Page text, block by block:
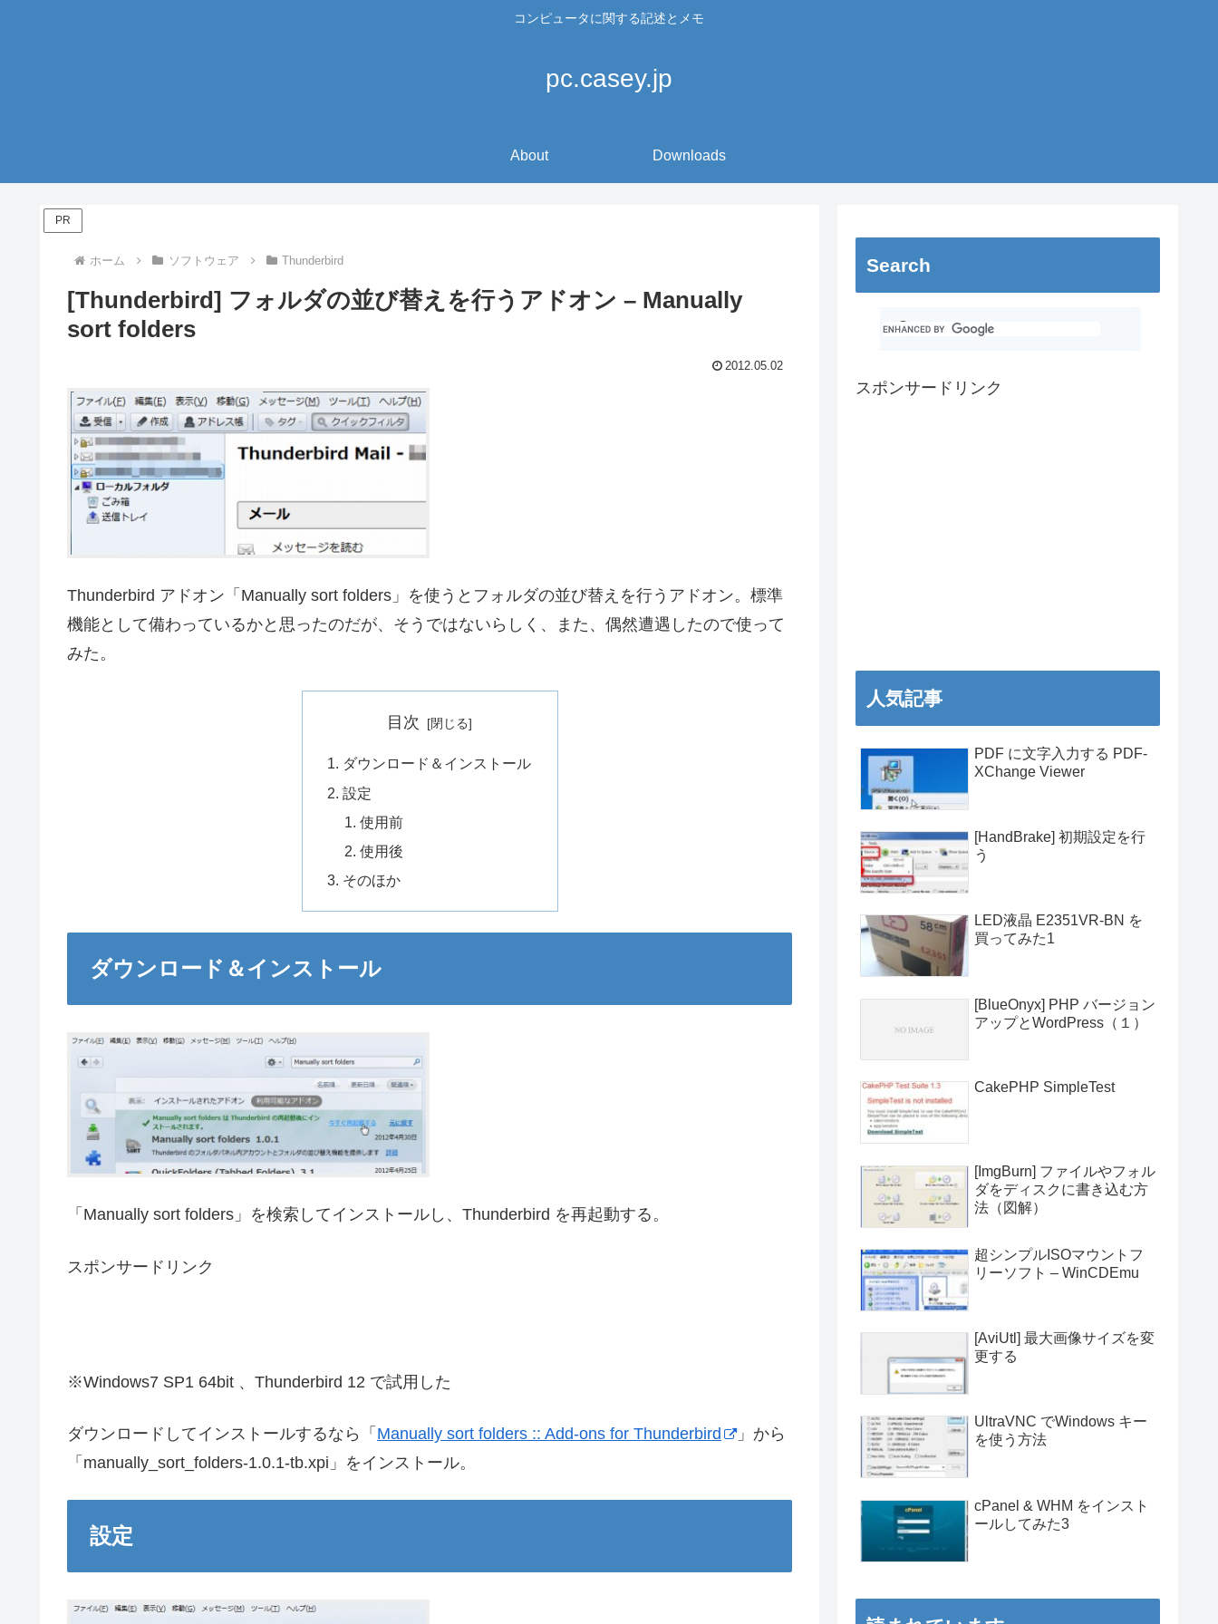
コンピュータに関する記述とメモ
pc.casey.jp
About Downloads
PR
ホーム ソフトウェア Thunderbird
[Thunderbird] フォルダの並び替えを行うアドオン – Manually
sort folders
2012.05.02
Thunderbird アドオン「Manually sort folders」を使うとフォルダの並び替えを行うアドオン。標準
機能として備わっているかと思ったのだが、そうではないらしく、また、偶然遭遇したので使って
みた。
目次
ダウンロード＆インストール
設定
使用前
使用後
そのほか
ダウンロード＆インストール
「Manually sort folders」を検索してインストールし、Thunderbird を再起動する。
スポンサードリンク
※Windows7 SP1 64bit 、Thunderbird 12 で試用した
ダウンロードしてインストールするなら「 Manually sort folders :: Add-ons for Thunderbird
」から
「manually_sort_folders-1.0.1-tb.xpi」をインストール。
設定
Search
スポンサードリンク
人気記事
PDF に文字入力する PDF-
XChange Viewer
[HandBrake] 初期設定を行
う
LED液晶 E2351VR-BN を
買ってみた1
[BlueOnyx] PHP バージョン
アップとWordPress（１）
CakePHP SimpleTest
[ImgBurn] ファイルやフォル
ダをディスクに書き込む方
法（図解）
超シンプルISOマウントフ
リーソフト – WinCDEmu
[AviUtl] 最大画像サイズを変
更する
UltraVNC でWindows キー
を使う方法
cPanel & WHM をインスト
ールしてみた3